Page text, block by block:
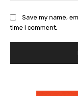
Save my name,
time I comment.